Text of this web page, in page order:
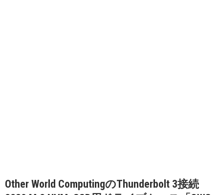
Other World ComputingのThunderbolt 3接続